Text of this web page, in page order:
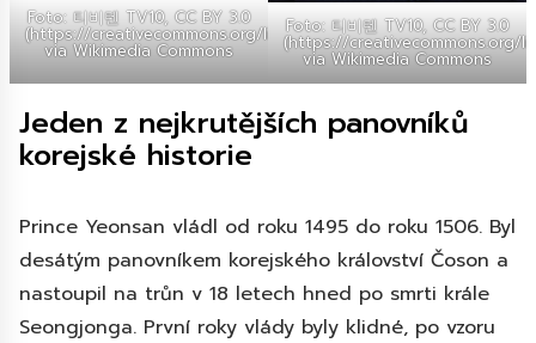
Foto: 티비텐 TV10, CC BY 3.0
(https://creativecommons.org/licenses/by/3.0),
via Wikimedia Commons
Foto: 티비텐 TV10, CC BY 3.0
(https://creativecommons.org/
via Wikimedia Commons
Jeden z nejkrutějších panovníků
korejské historie
Prince Yeonsan vládl od roku 1495 do roku 1506. Byl
desátým panovníkem korejského království Čoson a
nastoupil na trůn v 18 letech hned po smrti krále
Seongjonga. První roky vlády byly klidné, po vzoru